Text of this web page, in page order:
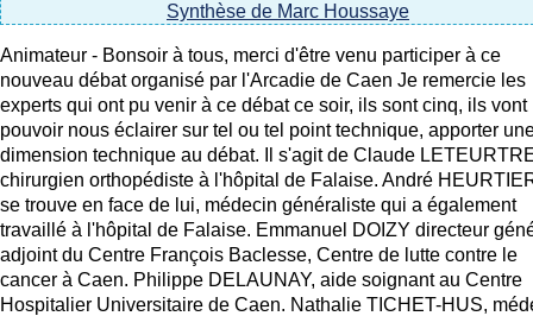
Synthèse de Marc Houssaye
Animateur - Bonsoir à tous, merci d'être venu participer à ce
nouveau débat organisé par l'Arcadie de Caen Je remercie les
experts qui ont pu venir à ce débat ce soir, ils sont cinq, ils vont
pouvoir nous éclairer sur tel ou tel point technique, apporter
dimension technique au débat. Il s'agit de Claude
chirurgien orthopédiste à l'hôpital de Falaise. André
se trouve en face de lui, médecin généraliste qui a également
travaillé à l'hôpital de Falaise. Emmanuel DOIZY directeur
adjoint du Centre François Baclesse, Centre de lutte contre le
cancer à Caen. Philippe DELAUNAY, aide soignant au Centre
Hospitalier Universitaire de Caen. Nathalie TICHET-HUS,